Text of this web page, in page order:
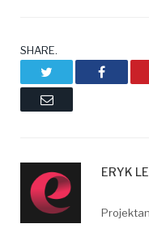
SHARE.
Twitter
Email
ERYK